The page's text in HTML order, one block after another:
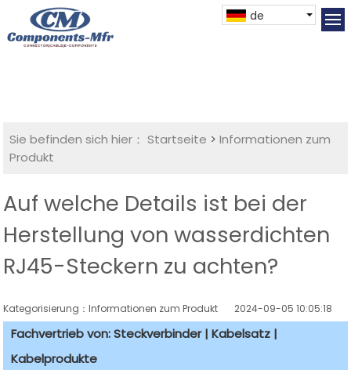
de
Sie befinden sich hier： Startseite >Informationen zum
Produkt
Auf welche Details ist bei der
Herstellung von wasserdichten
RJ45-Steckern zu achten?
Kategorisierung：Informationen zum Produkt 2024-09-05 10:05:18
Fachvertrieb von: Steckverbinder | Kabelsatz |
Kabelprodukte